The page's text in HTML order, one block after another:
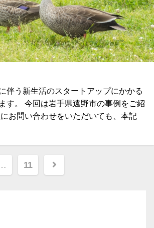
伴う新生活のスタートアップにかかる
す。 今回は岩手県遠野市の事例をご紹
お問い合わせをいただいても、本記
11